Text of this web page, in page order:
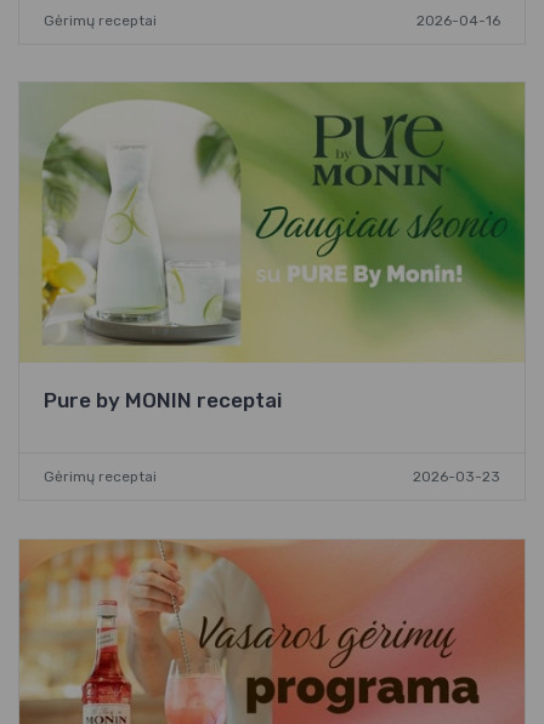
Gėrimų receptai 2026-04-16
Pure by MONIN receptai
Gėrimų receptai 2026-03-23